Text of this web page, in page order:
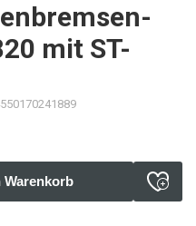
mit ST-
Warenkorb